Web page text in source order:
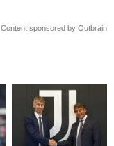
Content sponsored by Outbrain